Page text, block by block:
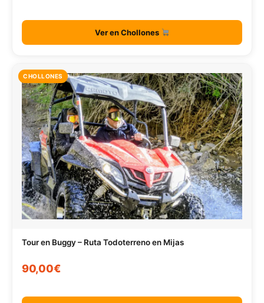
Ver en Chollones
CHOLLONES
Tour en Buggy – Ruta Todoterreno en Mijas
90,00€